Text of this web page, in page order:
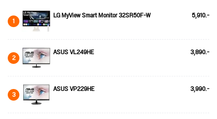
1 LG MyView Smart Monitor 32SR50F-W 5,910.-
2 ASUS VL249HE 3,890.-
3 ASUS VP229HE 3,990.-